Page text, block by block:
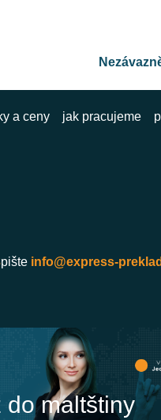
a ceny jak pracujeme
pište info@express-
do maltštiny